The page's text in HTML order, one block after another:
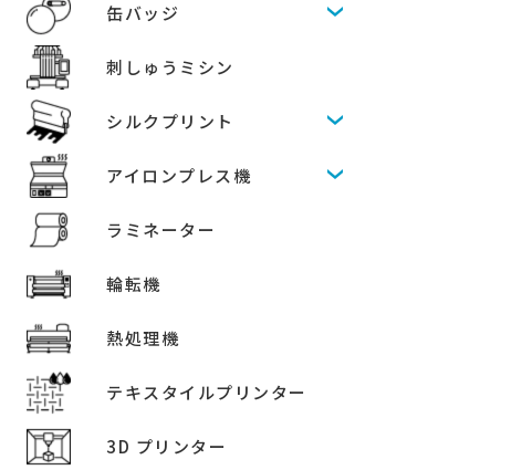
缶バッジ
刺しゅうミシン
シルクプリント
アイロンプレス機
ラミネーター
輪転機
熱処理機
テキスタイルプリンター
3D プリンター